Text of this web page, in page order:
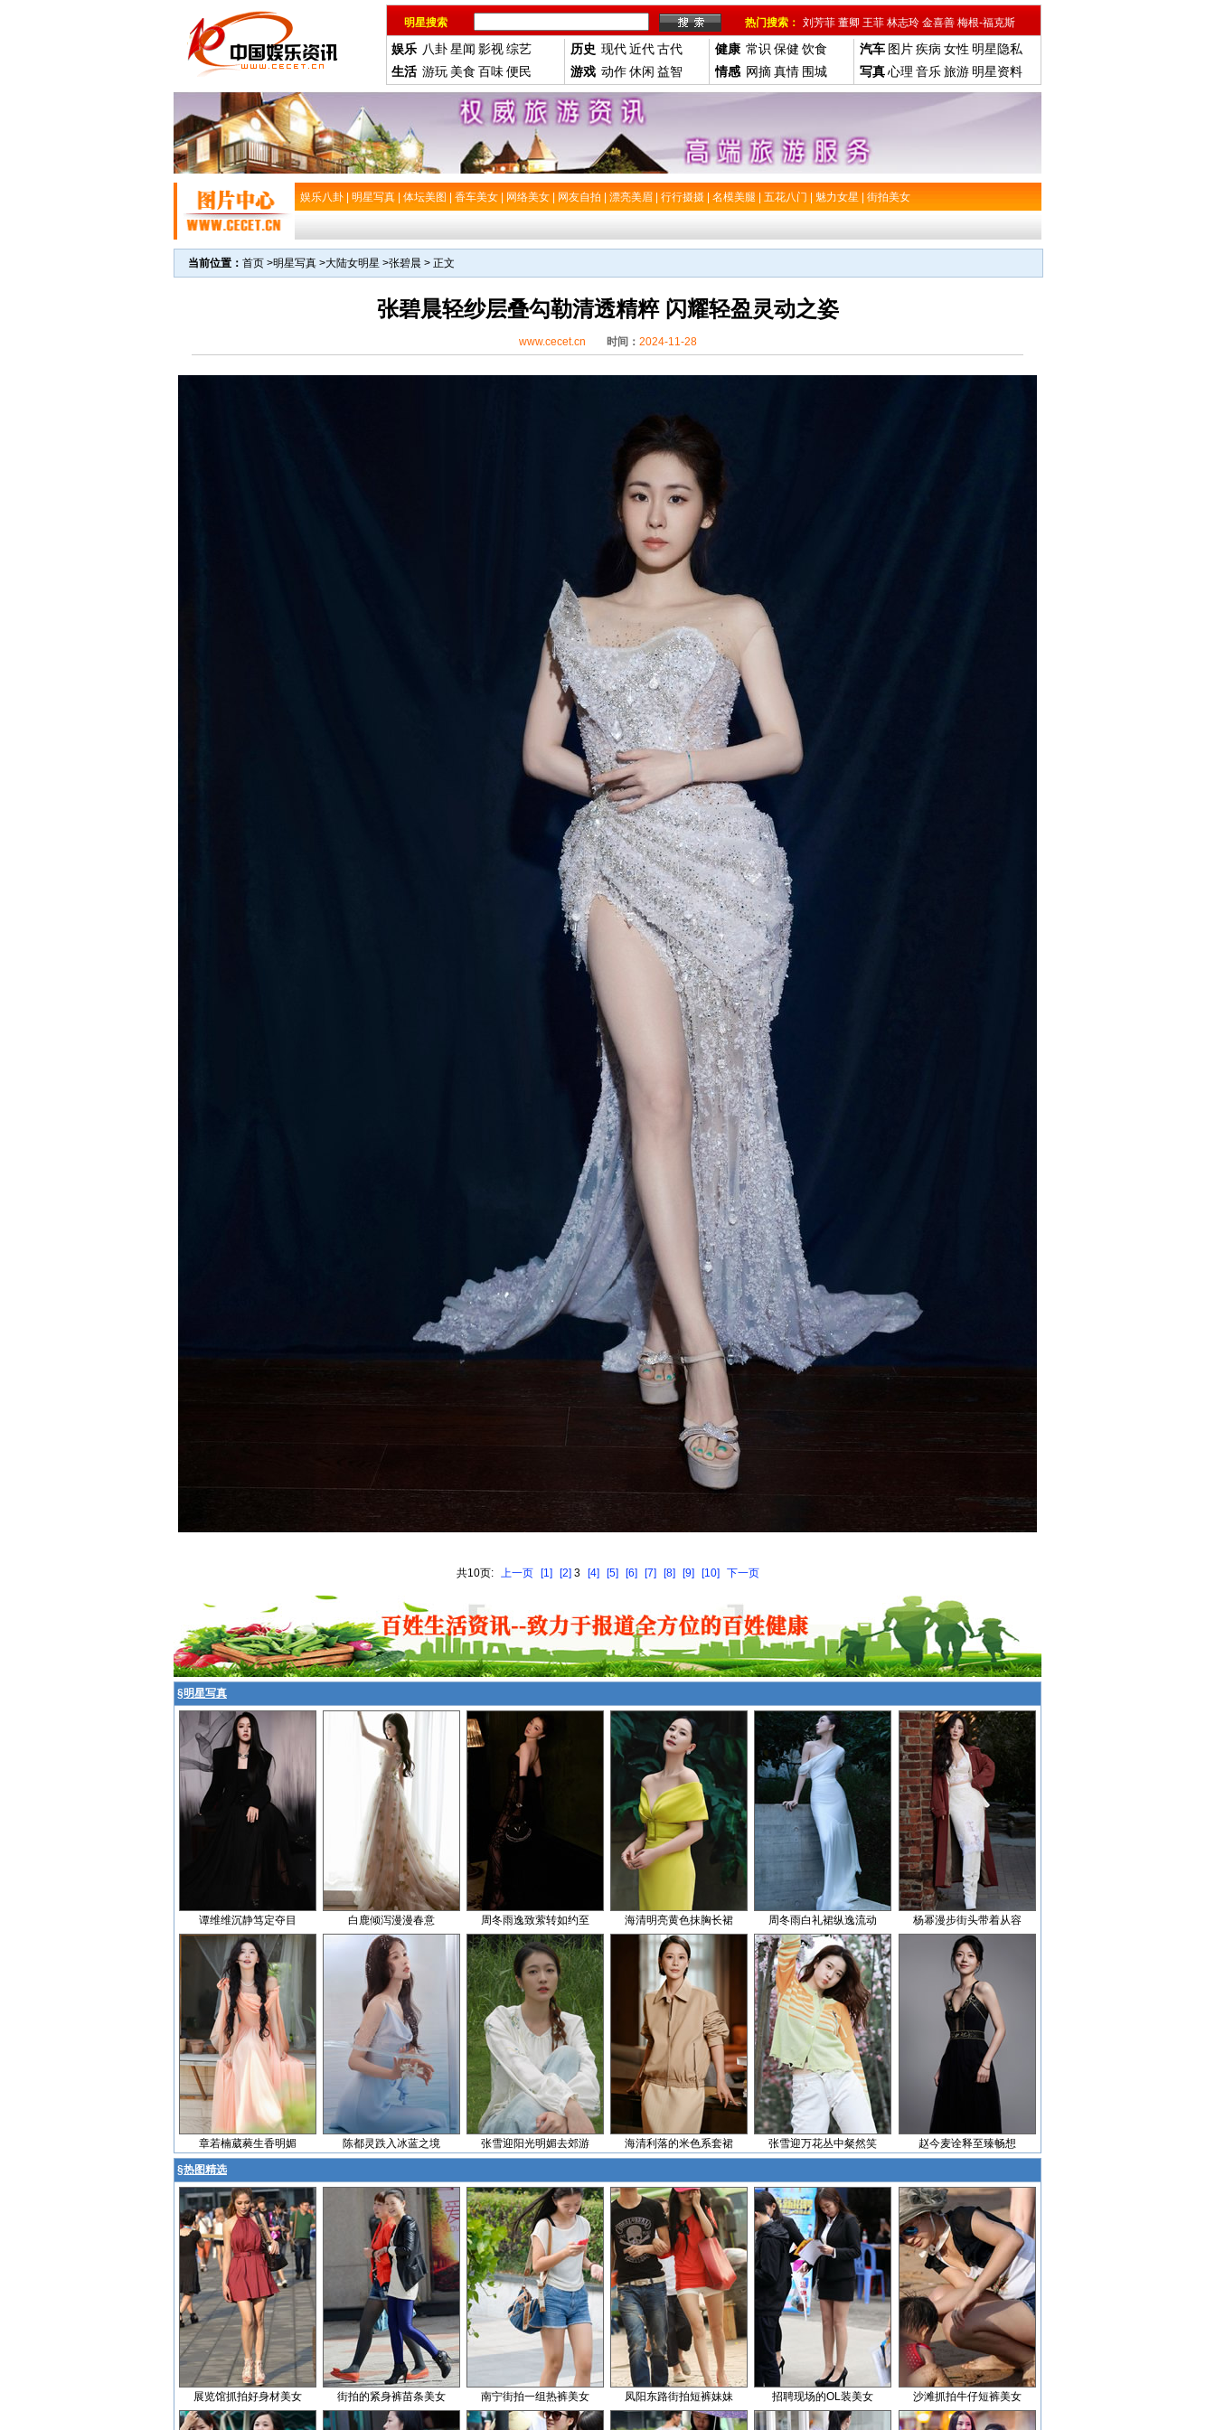
明星搜索 热门搜索： 刘芳菲 董卿 王菲 林志玲 金喜善 梅根-福克斯
娱乐 八卦星闻 影视综艺
生活 游玩 美食 百味便民
历史 现代近代古代
游戏 动作休闲 益智
健康 常识 保健 饮食
情感 网摘真情 围城
汽车 图片疾病 女性 明星隐私
写真心理 音乐旅游 明星资料
娱乐八卦 明星写真 体坛美图 香车美女 网络美女 网友自拍 漂亮美眉 行行摄摄 名模美腿 五花八门 魅力女星 街拍美女
当前位置： 首页 >明星写真 >大陆女明星 >张碧晨 > 正文
张碧晨轻纱层叠勾勒清透精粹 闪耀轻盈灵动之姿
www.cecet.cn 时间： 2024-11-28
共10页: 上一页 [1] [2] 3 [4] [5] [6] [7] [8] [9] [10] 下一页
§明星写真
谭维维沉静笃定夺目 白鹿倾泻漫漫春意 周冬雨逸致萦转如约至 海清明亮黄色抹胸长裙 周冬雨白礼裙纵逸流动 杨幂漫步街头带着从容
章若楠葳蕤生香明媚 陈都灵跌入冰蓝之境 张雪迎阳光明媚去郊游 海清利落的米色系套裙 张雪迎万花丛中粲然笑 赵今麦诠释至臻畅想
§热图精选
展览馆抓拍好身材美女 街拍的紧身裤苗条美女 南宁街拍一组热裤美女 凤阳东路街拍短裤妹妹 招聘现场的OL装美女 沙滩抓拍牛仔短裤美女